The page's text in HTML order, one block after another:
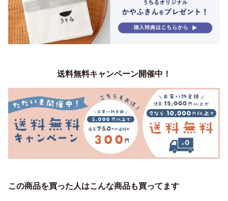
送料無料キャンペーン開催中！
この商品を買った人はこんな商品も買ってます